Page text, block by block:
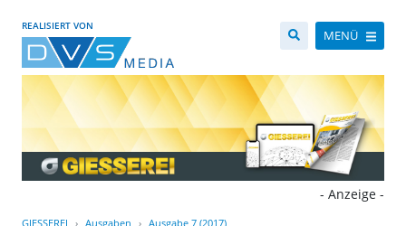
REALISIERT VON
MENÜ
- Anzeige -
GIESSEREI Ausgaben
Ausgabe 7 (2017)